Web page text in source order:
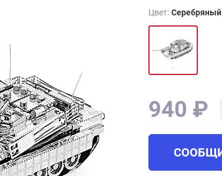
Цвет: Серебряный
940 ₽